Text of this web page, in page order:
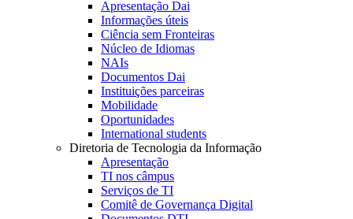
Apresentação Dai
Informações úteis
Ciência sem Fronteiras
Núcleo de Idiomas
NAIs
Documentos Dai
Instituições parceiras
Mobilidade
Oportunidades
International students
Diretoria de Tecnologia da Informação
Apresentação
TI nos câmpus
Serviços de TI
Comitê de Governança Digital